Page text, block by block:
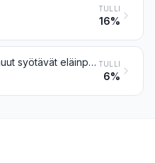
TULLI
16%
Hyönteiset ja muut syötävät eläinperäiset tuotteet, muualle kuulumattomat TULLI
6%